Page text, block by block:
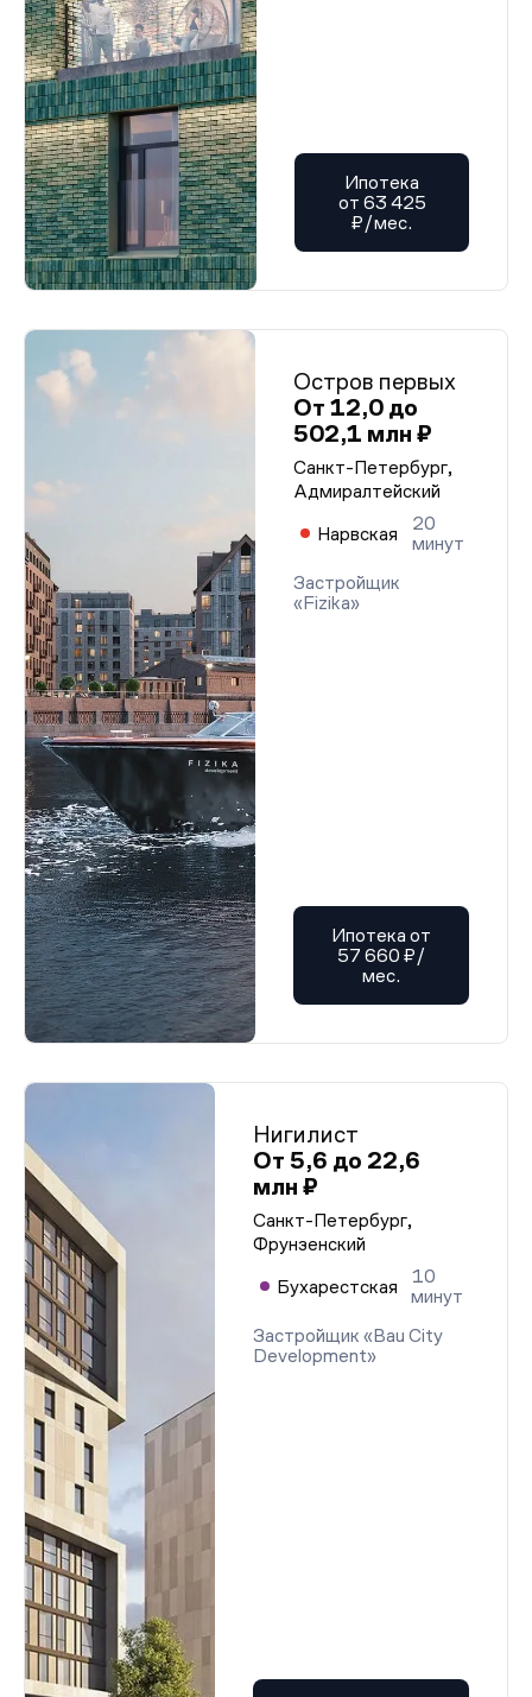
Ипотека
от 63 425
₽/мес.
Остров первых
От 12,0 до
502,1 млн ₽
Санкт-Петербург,
Адмиралтейский
Нарвская
20
минут
Застройщик
«Fizika»
Ипотека от
57 660 ₽/
мес.
Нигилист
От 5,6 до 22,6
млн ₽
Санкт-Петербург,
Фрунзенский
Бухарестская
10
минут
Застройщик «Bau City
Development»